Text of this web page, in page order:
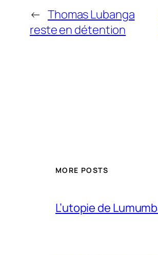
← Thomas Lubanga
reste en détention
MORE POSTS
L’utopie de